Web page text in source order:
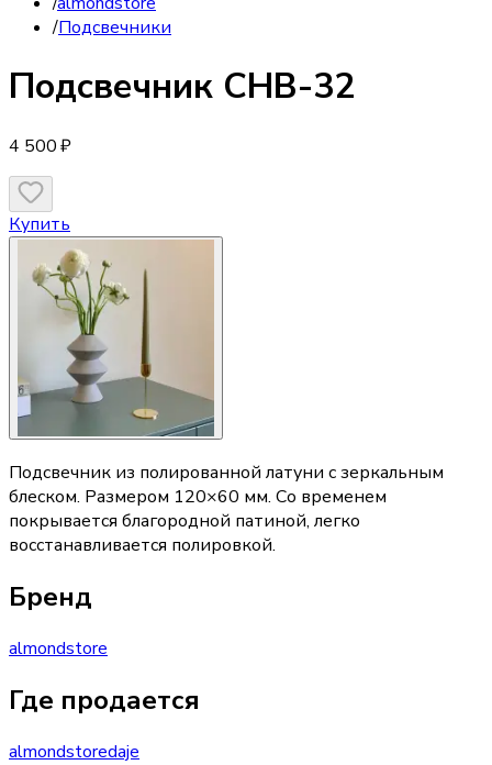
/Подсвечники
Подсвечник CHB-32
4 500 ₽
Купить
Подсвечник из полированной латуни с зеркальным
блеском. Размером 120×60 мм. Со временем
покрывается благородной патиной, легко
восстанавливается полировкой.
Бренд
almondstore
Где продается
almondstoredaje